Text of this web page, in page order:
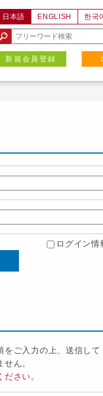
日本語 ENGLISH 한국
新規会員登録
ログイン情
ご入力の上、送信して
ん。
さい。